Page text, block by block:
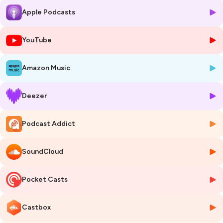
préoccupante méconnaissance de la fertilité !
Hébergé par Ausha. Visitez
Apple Podcasts
YouTube
Amazon Music
Deezer
Podcast Addict
SoundCloud
Pocket Casts
Castbox